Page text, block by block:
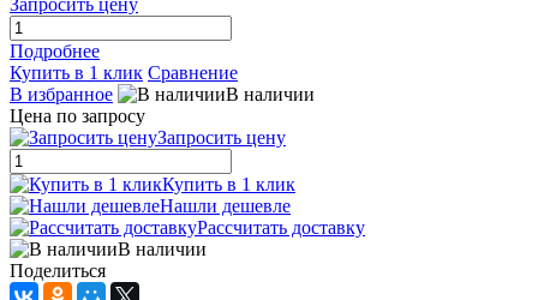
Подробнее
Купить в 1 клик Сравнение
В избранное
В наличии
Цена по запросу
Запросить цену
Купить в 1 клик
Нашли дешевле
Рассчитать доставку
В наличии
Поделиться